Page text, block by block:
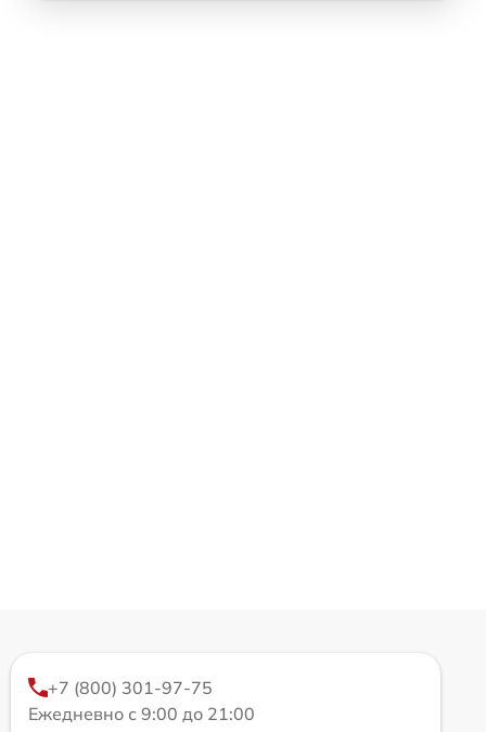
+7 (800) 301-97-75
Ежедневно с 9:00 до 21:00